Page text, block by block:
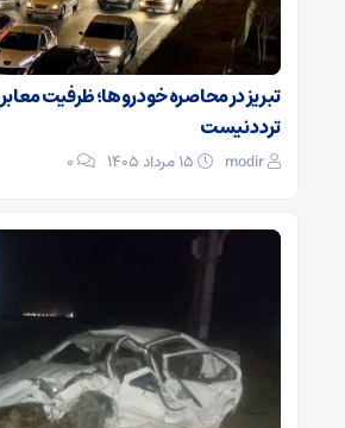
تبریز در محاصره خودروها؛ ظرفیت
تردد نیست
modir
0